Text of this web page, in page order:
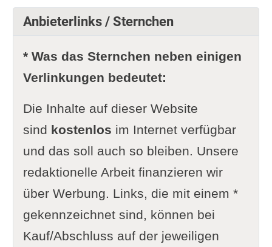
Anbieterlinks / Sternchen
* Was das Sternchen neben einigen
Verlinkungen bedeutet:
Die Inhalte auf dieser Website
sind kostenlos im Internet verfügbar
und das soll auch so bleiben. Unsere
redaktionelle Arbeit finanzieren wir
über Werbung. Links, die mit einem *
gekennzeichnet sind, können bei
Kauf/Abschluss auf der jeweiligen